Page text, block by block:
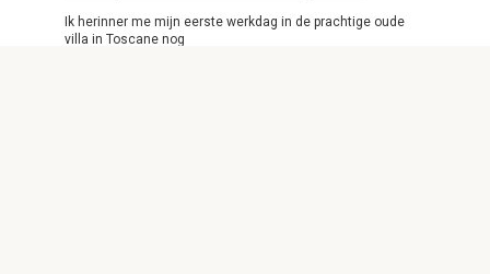
Ik herinner me mijn eerste werkdag in de prachtige oude
villa in Toscane nog